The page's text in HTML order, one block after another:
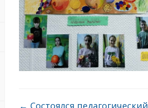
← Состоялся педагогический